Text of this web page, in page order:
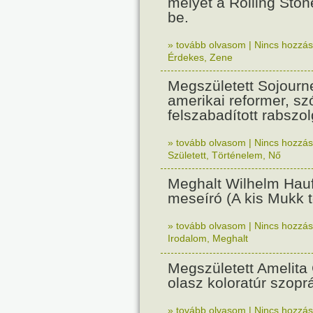
be.
» tovább olvasom | Nincs
Érdekes Zene
Megszületett
amerikai reformer,
felszabadított
» tovább olvasom | Nincs
Született Történelem Nő
Meghalt Wilhelm
meseíró (A kis Mukk
» tovább olvasom | Nincs
Irodalom
Meghalt
Megszületett Amelita
olasz koloratúr
» tovább olvasom | Nincs